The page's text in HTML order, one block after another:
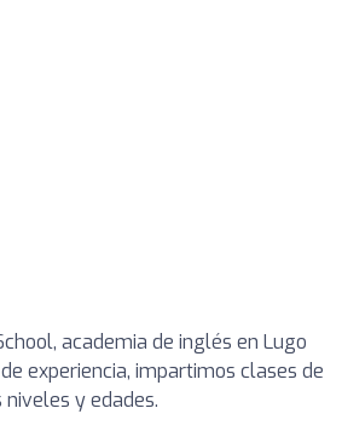
academia de inglés en Lugo
experiencia, impartimos clases de
y edades.